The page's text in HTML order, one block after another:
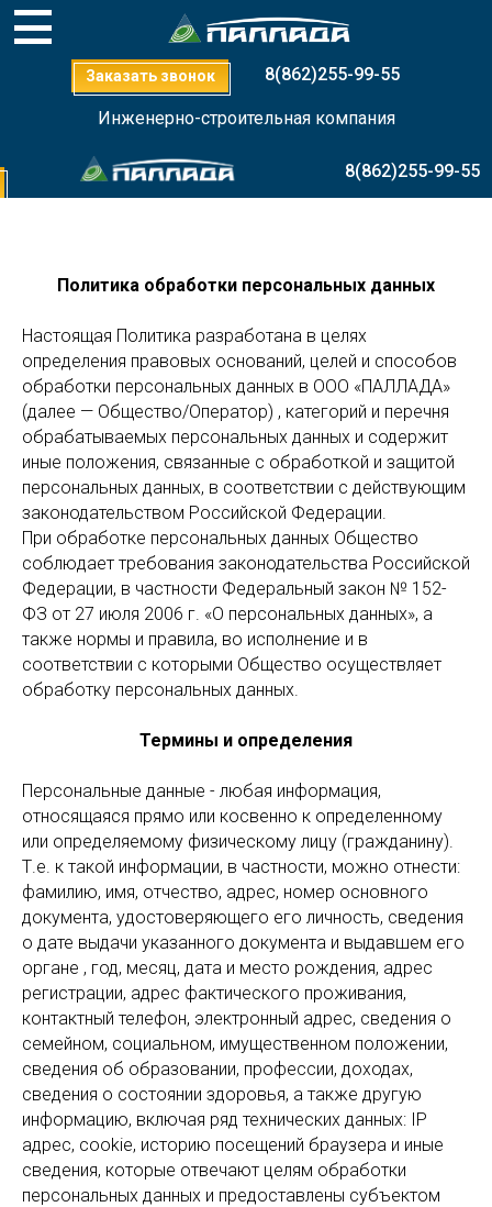
8(862)255-99-55
Заказать звонок
Инженерно-строительная компания
8(862)255-99-55
Политика обработки персональных данных
Настоящая Политика разработана в целях
определения правовых оснований, целей и способов
обработки персональных данных в ООО «ПАЛЛАДА»
(далее — Общество/Оператор) , категорий и перечня
обрабатываемых персональных данных и содержит
иные положения, связанные с обработкой и защитой
персональных данных, в соответствии с действующим
законодательством Российской Федерации.
При обработке персональных данных Общество
соблюдает требования законодательства Российской
Федерации, в частности Федеральный закон № 152-
ФЗ от 27 июля 2006 г. «О персональных данных», а
также нормы и правила, во исполнение и в
соответствии с которыми Общество осуществляет
обработку персональных данных.
Термины и определения
Персональные данные - любая информация,
относящаяся прямо или косвенно к определенному
или определяемому физическому лицу (гражданину).
Т.е. к такой информации, в частности, можно отнести:
фамилию, имя, отчество, адрес, номер основного
документа, удостоверяющего его личность, сведения
о дате выдачи указанного документа и выдавшем его
органе , год, месяц, дата и место рождения, адрес
регистрации, адрес фактического проживания,
контактный телефон, электронный адрес, сведения о
семейном, социальном, имущественном положении,
сведения об образовании, профессии, доходах,
сведения о состоянии здоровья, а также другую
информацию, включая ряд технических данных: IP
адрес, cookie, историю посещений браузера и иные
сведения, которые отвечают целям обработки
персональных данных и предоставлены субъектом